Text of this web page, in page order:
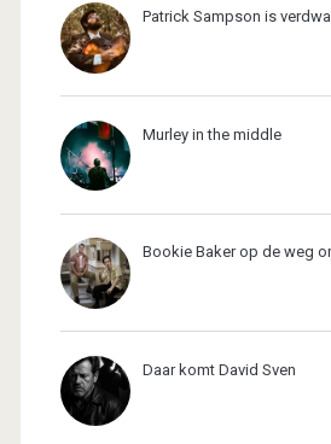
Patrick Sampson is
Murley in the middle
Bookie Baker op de weg
Daar komt David Sven